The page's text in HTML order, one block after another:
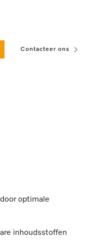
Contacteer ons
optimale
inhoudsstoffen